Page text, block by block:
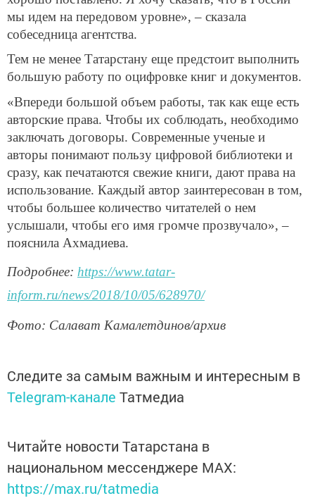
мы идем на передовом уровне», – сказала
собеседница агентства.
Тем не менее Татарстану еще предстоит выполнить
большую работу по оцифровке книг и документов.
«Впереди большой объем работы, так как еще есть
авторские права. Чтобы их соблюдать, необходимо
заключать договоры. Современные ученые и
авторы понимают пользу цифровой библиотеки и
сразу, как печатаются свежие книги, дают права на
использование. Каждый автор заинтересован в том,
чтобы большее количество читателей о нем
услышали, чтобы его имя громче прозвучало», –
пояснила Ахмадиева.
Подробнее: https://www.tatar-
inform.ru/news/2018/10/05/628970/
Фото: Салават Камалетдинов/архив
Следите за самым важным и интересным в
Telegram-канале Татмедиа
Читайте новости Татарстана в
национальном мессенджере MАХ:
https://max.ru/tatmedia